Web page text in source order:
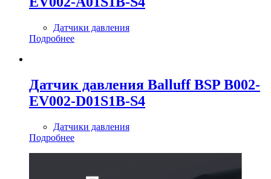
Датчики давления
Подробнее
Датчик давления Balluff BSP B002-
EV002-D01S1B-S4
Датчики давления
Подробнее